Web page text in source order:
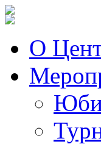
О